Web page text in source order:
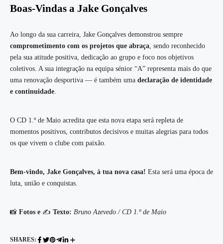
Boas-Vindas a Jake Gonçalves
Ao longo da sua carreira, Jake Gonçalves demonstrou sempre
comprometimento com os projetos que abraça, sendo reconhecido
pela sua atitude positiva, dedicação ao grupo e foco nos objetivos
coletivos. A sua integração na equipa sénior “A” representa mais do que
uma renovação desportiva — é também uma declaração de identidade
e continuidade.
O CD 1.º de Maio acredita que esta nova etapa será repleta de
momentos positivos, contributos decisivos e muitas alegrias para todos
os que vivem o clube com paixão.
Bem-vindo, Jake Gonçalves, à tua nova casa! Esta será uma época de
luta, união e conquistas.
📸 Fotos e ✍️ Texto: Bruno Azevedo / CD 1.º de Maio
SHARES: